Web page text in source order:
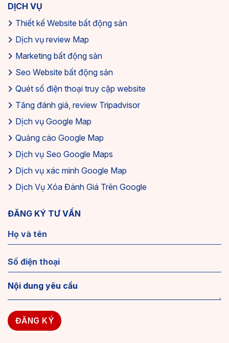
DỊCH VỤ
Thiết kế Website bất động sản
Dịch vụ review Map
Marketing bất động sản
Seo Website bất động sản
Quét số điện thoại truy cập website
Tăng đánh giá, review Tripadvisor
Dịch vụ Google Map
Quảng cáo Google Map
Dịch vụ Seo Google Maps
Dịch vụ xác minh Google Map
Dịch Vụ Xóa Đánh Giá Trên Google
ĐĂNG KÝ TƯ VẤN